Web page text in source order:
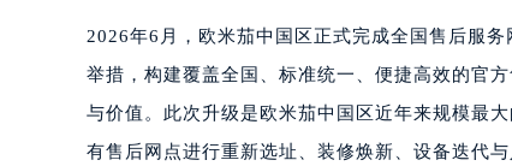
绍兴市越城区胜利东路379号世
嘉兴市南湖区广益路705号嘉兴
南昌市红谷滩新区红谷中大道
济南市历下区经十路11111号华
2026年6月，欧米茄中国区正式完成全国售后服
举措，构建覆盖全国、标准统一、便捷高效的官
与价值。此次升级是欧米茄中国区近年来规模最
有售后网点进行重新选址、装修焕新、设备迭代